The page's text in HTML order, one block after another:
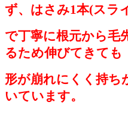
ず、はさみ1本(スラ
で丁寧に根元から毛
るため伸びてきても
形が崩れにくく持ち
いています。